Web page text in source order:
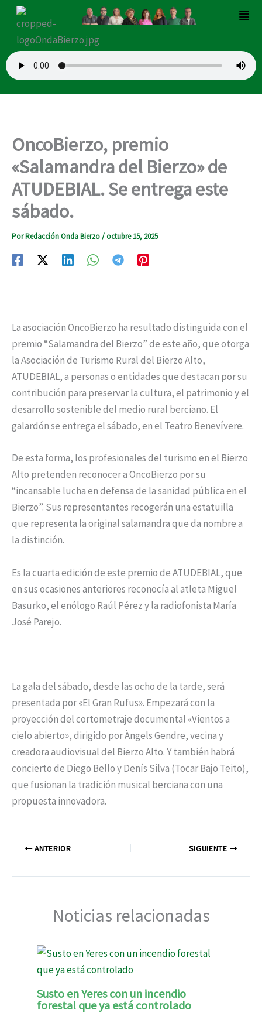
contenido
OncoBierzo, premio
«Salamandra del Bierzo» de
ATUDEBIAL. Se entrega este
sábado.
PorRedacción Onda Bierzo/octubre 15, 2025
La asociación OncoBierzo ha resultado distinguida con el
premio “Salamandra del Bierzo” de este año, que otorga
la Asociación de Turismo Rural del Bierzo Alto,
ATUDEBIAL, a personas o entidades que destacan por su
contribución para preservar la cultura, el patrimonio y el
desarrollo sostenible del medio rural berciano. El
galardón se entrega el sábado, en el Teatro Benevívere.
De esta forma, los profesionales del turismo en el Bierzo
Alto pretenden reconocer a OncoBierzo por su
“incansable lucha en defensa de la sanidad pública en el
Bierzo”. Sus representantes recogerán una estatuilla
que representa la original salamandra que da nombre a
la distinción.
Es la cuarta edición de este premio de ATUDEBIAL, que
en sus ocasiones anteriores reconocía al atleta Miguel
Basurko, el enólogo Raúl Pérez y la radiofonista María
José Parejo.
La gala del sábado, desde las ocho de la tarde, será
presentada por «El Gran Rufus». Empezará con la
proyección del cortometraje documental «Vientos a
cielo abierto», dirigido por Àngels Gendre, vecina y
creadora audiovisual del Bierzo Alto. Y también habrá
concierto de Diego Bello y Denís Silva (Tocar Bajo Teito),
que fusionan la tradición musical berciana con una
propuesta innovadora.
ANTERIOR SIGUIENTE
Noticias relacionadas
Susto en Yeres con un incendio
forestal que ya está controlado